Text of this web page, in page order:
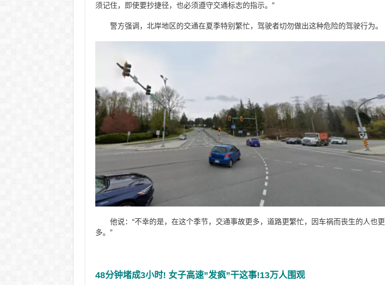
须记住，即使要抄捷径，也必须遵守交通标志的指示。”
警方强调，北岸地区的交通在夏季特别繁忙，驾驶者切勿做出这种危险的驾驶行为。
他说：“不幸的是，在这个季节，交通事故更多，道路更繁忙，因车祸而丧生的人也更
多。”
48分钟堵成3小时! 女子高速”发疯”干这事!13万人围观